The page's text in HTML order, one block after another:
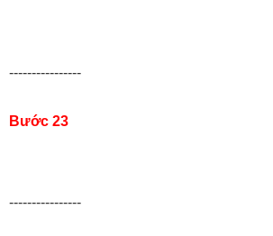
----------------
Bước 23
----------------